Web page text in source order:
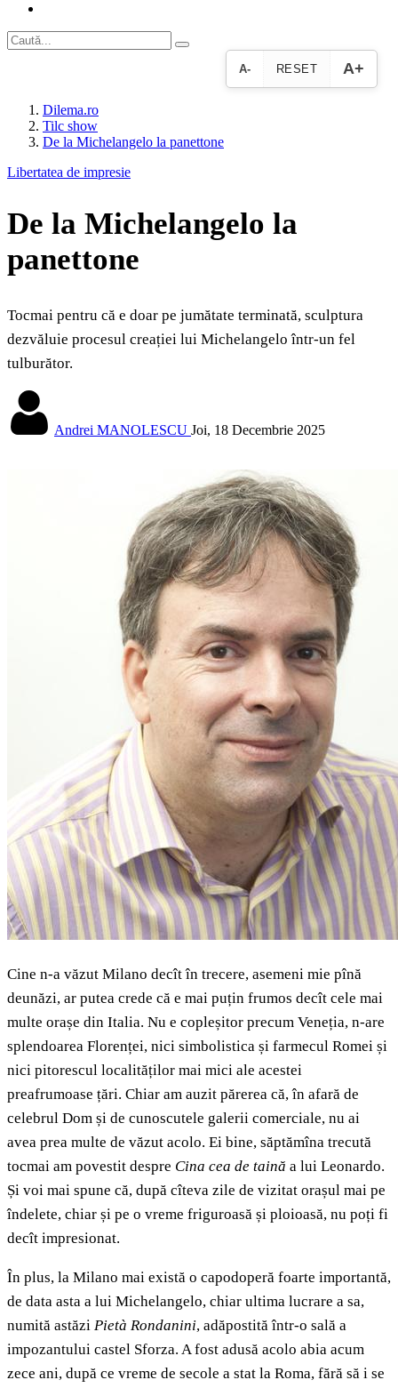
A- RESET A+
Dilema.ro
Tilc show
De la Michelangelo la panettone
Libertatea de impresie
De la Michelangelo la
panettone
Tocmai pentru că e doar pe jumătate terminată, sculptura
dezvăluie procesul creației lui Michelangelo într-un fel
tulburător.
Andrei MANOLESCU Joi, 18 Decembrie 2025
Cine n-a văzut Milano decît în trecere, asemeni mie pînă
deunăzi, ar putea crede că e mai puțin frumos decît cele mai
multe orașe din Italia. Nu e copleșitor precum Veneția, n-are
splendoarea Florenței, nici simbolistica și farmecul Romei și
nici pitorescul localităților mai mici ale acestei
preafrumoase țări. Chiar am auzit părerea că, în afară de
celebrul Dom și de cunoscutele galerii comerciale, nu ai
avea prea multe de văzut acolo. Ei bine, săptămîna trecută
tocmai am povestit despre Cina cea de taină a lui Leonardo.
Și voi mai spune că, după cîteva zile de vizitat orașul mai pe
îndelete, chiar și pe o vreme friguroasă și ploioasă, nu poți fi
decît impresionat.
În plus, la Milano mai există o capodoperă foarte importantă,
de data asta a lui Michelangelo, chiar ultima lucrare a sa,
numită astăzi Pietà Rondanini, adăpostită într-o sală a
impozantului castel Sforza. A fost adusă acolo abia acum
zece ani, după ce vreme de secole a stat la Roma, fără să i se